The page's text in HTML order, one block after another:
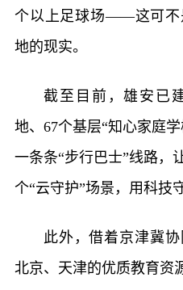
个以上足球场——这可不
地的现实。
截至目前，雄安已
地、67个基层“知心家庭
一条条“步行巴士”线路，
个“云守护”场景，用科技
此外，借着京津冀
北京、天津的优质教育资